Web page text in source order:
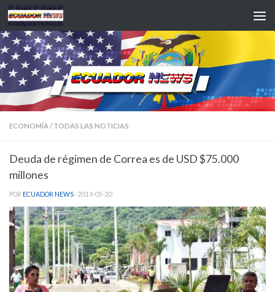
Saltar al contenido
ECONOMÍA/ TODAS LAS NOTICIAS
Deuda de régimen de Correa es de USD $75.000
millones
POR ECUADOR NEWS · 2019-05-20